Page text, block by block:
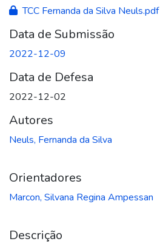
TCC Fernanda da Silva Neuls.pdf
Data de Submissão
2022-12-09
Data de Defesa
2022-12-02
Autores
Neuls, Fernanda da Silva
Orientadores
Marcon, Silvana Regina Ampessan
Descrição